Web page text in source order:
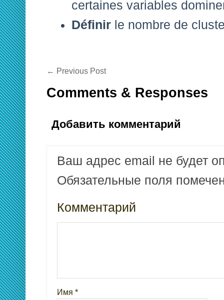
certaines variables
Définir le nombre de
← Previous Post
Comments & Responses
Добавить комментарий
Ваш адрес email не будет
Обязательные поля
Комментарий
Имя *